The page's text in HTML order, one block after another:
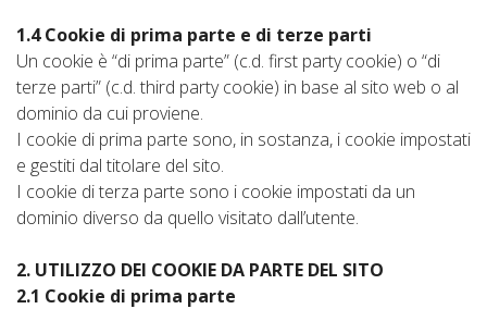
1.4 Cookie di prima parte e di terze parti
Un cookie è “di prima parte” (c.d. first party cookie) o “di
terze parti” (c.d. third party cookie) in base al sito web o al
dominio da cui proviene.
I cookie di prima parte sono, in sostanza, i cookie impostati
e gestiti dal titolare del sito.
I cookie di terza parte sono i cookie impostati da un
dominio diverso da quello visitato dall’utente.
2. UTILIZZO DEI COOKIE DA PARTE DEL SITO
2.1 Cookie di prima parte